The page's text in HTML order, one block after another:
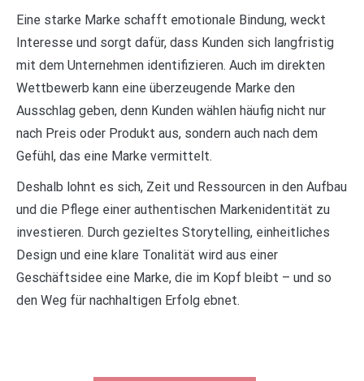
Eine starke Marke schafft emotionale Bindung, weckt
Interesse und sorgt dafür, dass Kunden sich langfristig
mit dem Unternehmen identifizieren. Auch im direkten
Wettbewerb kann eine überzeugende Marke den
Ausschlag geben, denn Kunden wählen häufig nicht nur
nach Preis oder Produkt aus, sondern auch nach dem
Gefühl, das eine Marke vermittelt.
Deshalb lohnt es sich, Zeit und Ressourcen in den Aufbau
und die Pflege einer authentischen Markenidentität zu
investieren. Durch gezieltes Storytelling, einheitliches
Design und eine klare Tonalität wird aus einer
Geschäftsidee eine Marke, die im Kopf bleibt – und so
den Weg für nachhaltigen Erfolg ebnet.